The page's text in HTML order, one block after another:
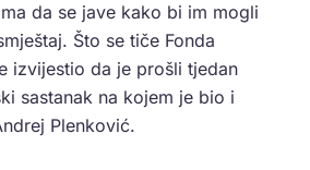
da se jave kako bi im mogli
Što se tiče Fonda
izvijestio da je prošli tjedan
sastanak na kojem je bio i
Plenković.